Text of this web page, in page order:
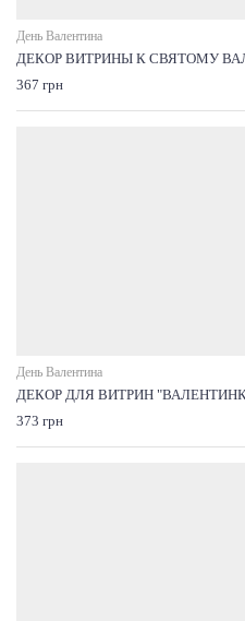
День Валентина
ДЕКОР ВИТРИНЫ К СВЯТОМУ
367 грн
День Валентина
ДЕКОР ДЛЯ ВИТРИН
373 грн